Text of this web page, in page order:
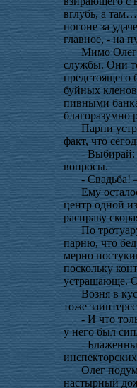
вглубь, а
погоне за
главное, - на
Мимо
службы. Они
предстоящего
буйных
пивными
благоразумно
Парни
факт, что
- Выбирай:
вопросы.
- Свадьба!
Ему
центр одной
расправу
По
парню, что
мерно
поскольку
устрашающе.
Возня в
тоже
- И что
у него был
- Блаженны
Олег
настырный